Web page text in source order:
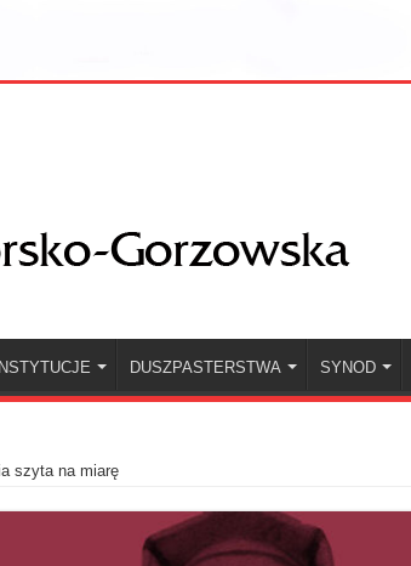
INSTYTUCJE DUSZPASTERSTWA SYNOD
szyta na miarę